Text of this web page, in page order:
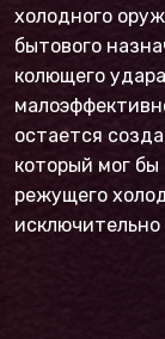
холодного
бытового
колющего
остается
который мог
режущего